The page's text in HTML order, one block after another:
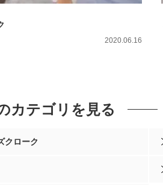
2020.06.16
カテゴリを見る
クローク